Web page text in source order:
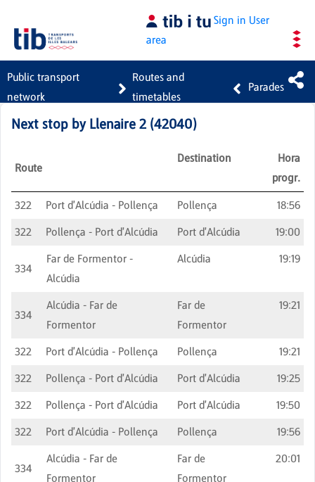
Sign in User
area
Public transport
network
Routes and
timetables
Parades
Next stop by Llenaire 2 (42040)
Route
Destination
Hora
progr.
322 Port d'Alcúdia - Pollença Pollença
18:56
322
Pollença - Port d'Alcúdia Port d'Alcúdia 19:00
334
Far de Formentor -
Alcúdia
Alcúdia 19:19
334
Alcúdia - Far de
Formentor
Far de
Formentor
19:21
322 Port d'Alcúdia - Pollença Pollença
19:21
322
Pollença - Port d'Alcúdia Port d'Alcúdia
19:25
322
Pollença - Port d'Alcúdia Port d'Alcúdia
19:50
322
Port d'Alcúdia - Pollença Pollença 19:56
334
Alcúdia - Far de
Formentor
Far de
Formentor
20:01